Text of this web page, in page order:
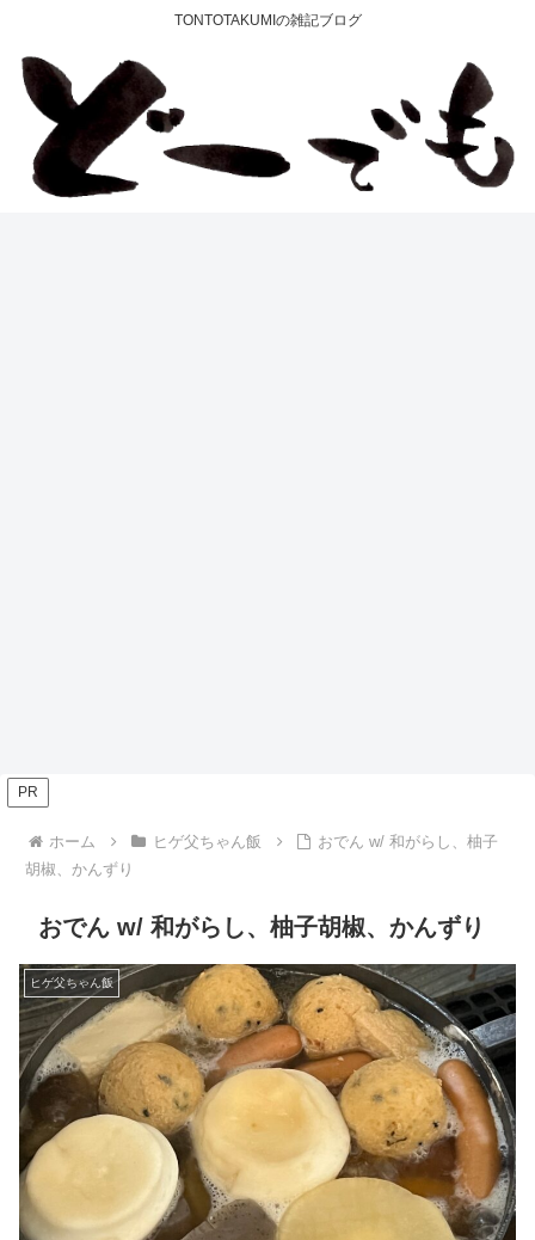
TONTOTAKUMIの雑記ブログ
PR
ホーム ヒゲ父ちゃん飯
おでん w/ 和がらし、柚子
胡椒、かんずり
おでん w/ 和がらし、柚子胡椒、かんずり
ヒゲ父ちゃん飯